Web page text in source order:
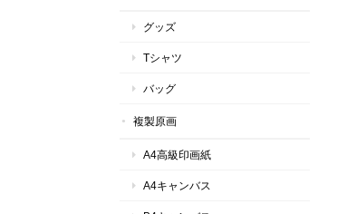
グッズ
Tシャツ
バッグ
複製原画
A4高級印画紙
A4キャンバス